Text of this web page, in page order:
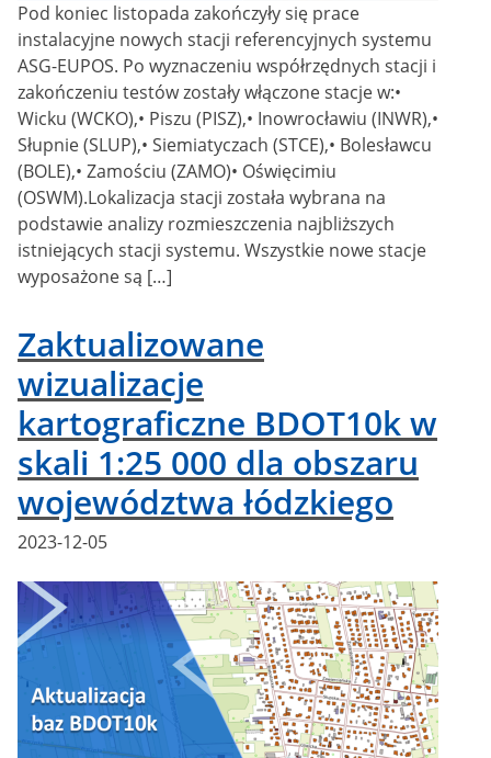
Pod koniec listopada zakończyły się prace
instalacyjne nowych stacji referencyjnych systemu
ASG-EUPOS. Po wyznaczeniu współrzędnych stacji i
zakończeniu testów zostały włączone stacje w:•
Wicku (WCKO),• Piszu (PISZ),• Inowrocławiu (INWR),•
Słupnie (SLUP),• Siemiatyczach (STCE),• Bolesławcu
(BOLE),• Zamościu (ZAMO)• Oświęcimiu
(OSWM).Lokalizacja stacji została wybrana na
podstawie analizy rozmieszczenia najbliższych
istniejących stacji systemu. Wszystkie nowe stacje
wyposażone są […]
Zaktualizowane
wizualizacje
kartograficzne BDOT10k w
skali 1:25 000 dla obszaru
województwa łódzkiego
Posted
2023-12-05